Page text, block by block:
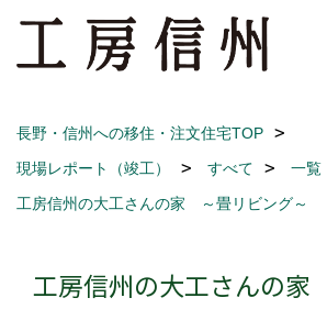
長野・信州への移住・注文住宅TOP
現場レポート（竣工）
すべて
一覧
工房信州の大工さんの家 ～畳リビング～
工房信州の大工さんの